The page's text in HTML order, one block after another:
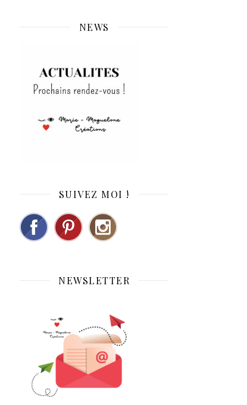
NEWS
SUIVEZ MOI !
NEWSLETTER